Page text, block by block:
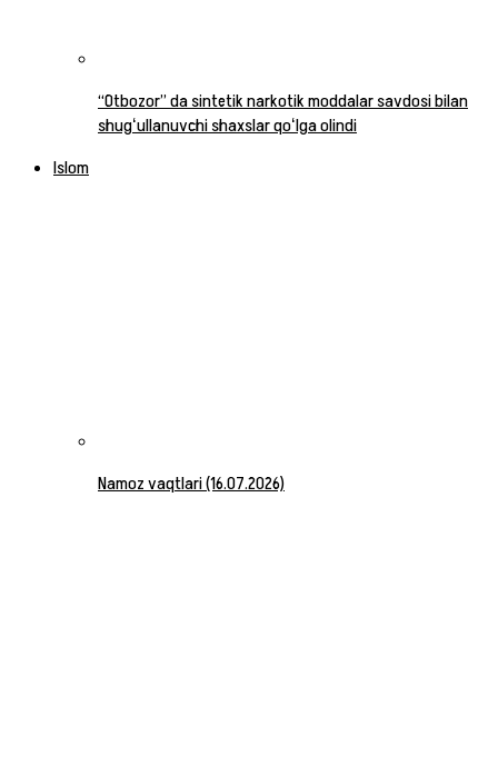
“Otbozor” da sintetik narkotik moddalar savdosi bilan
shugʻullanuvchi shaxslar qoʻlga olindi
Islom
Namoz vaqtlari (16.07.2026)